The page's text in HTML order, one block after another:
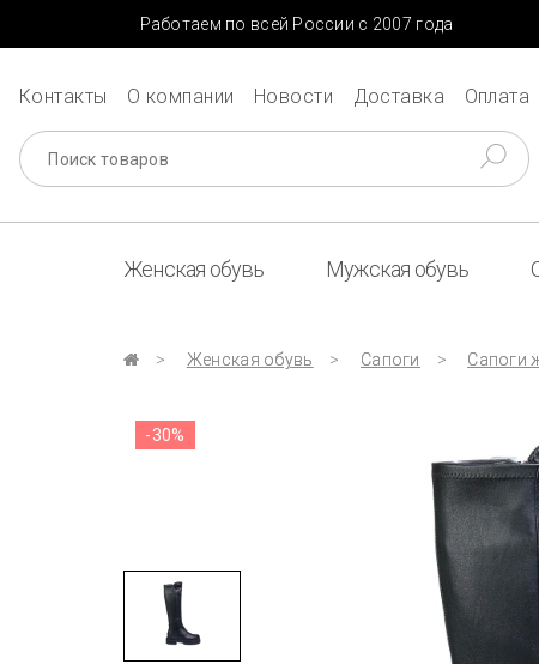
Работаем по всей России с 2007 года
Контакты О компании Новости Доставка Оплата
Женская обувь Мужская обувь
Женская обувь Сапоги Сапоги
-30%